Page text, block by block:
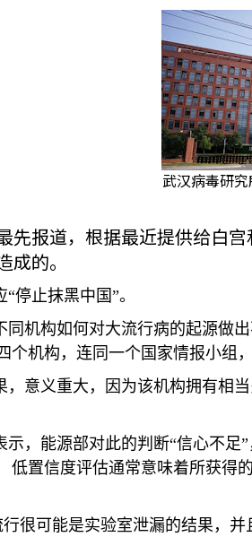
武汉病毒研究
报道，根据最近提供给白
的。
停止抹黑中国”。
机构如何对大流行病的起源做出
个机构，连同一个国家情报小组
，意义重大，因为该机构拥有相
，能源部对此的判断“信心不足
低置信度评估通常意味着所获得
很可能是实验室泄漏的结果，并